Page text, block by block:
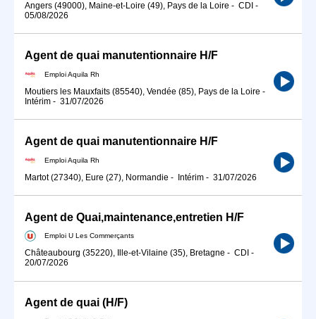
Angers (49000), Maine-et-Loire (49), Pays de la Loire - CDI -
05/08/2026
Agent de quai manutentionnaire H/F
Emploi Aquila Rh
Moutiers les Mauxfaits (85540), Vendée (85), Pays de la Loire -
Intérim - 31/07/2026
Agent de quai manutentionnaire H/F
Emploi Aquila Rh
Martot (27340), Eure (27), Normandie - Intérim - 31/07/2026
Agent de Quai,maintenance,entretien H/F
Emploi U Les Commerçants
Châteaubourg (35220), Ille-et-Vilaine (35), Bretagne - CDI -
20/07/2026
Agent de quai (H/F)